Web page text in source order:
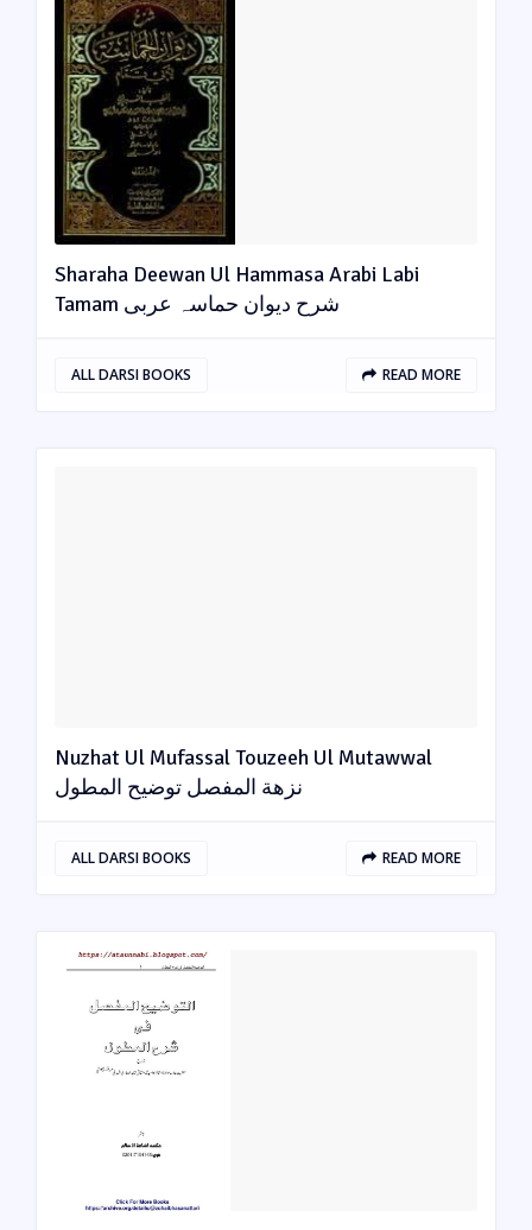
Sharaha Deewan Ul Hammasa Arabi Labi
Tamam شرح دیوان حماسہ عربی
ALL DARSI BOOKS READ MORE
Nuzhat Ul Mufassal Touzeeh Ul Mutawwal
نزھة المفصل توضیح المطول
ALL DARSI BOOKS READ MORE